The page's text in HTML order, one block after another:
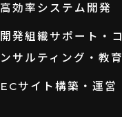
高効率システム開発
開発組織サポート・
ンサルティング・教
ECサイト構築・運営